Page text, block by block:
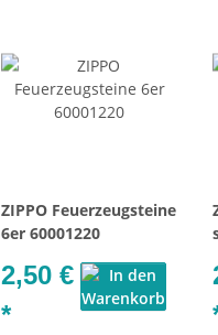
ZIPPO Feuerzeugsteine
6er 60001220
2,50 €
*